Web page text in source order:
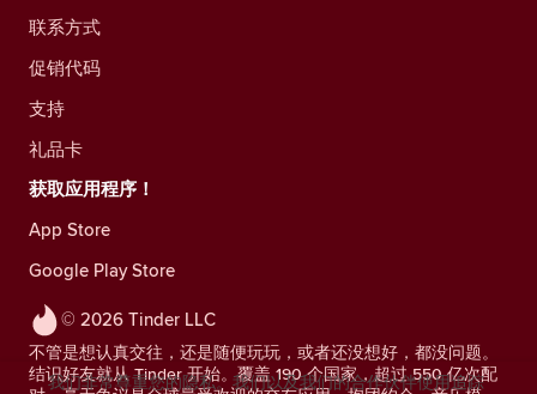
© 2026 Tinder LLC
不管是想认真交往，还是随便玩玩，或者还没想好，都没问题。
结识好友就从 Tinder 开始。覆盖 190 个国家，超过 550 亿次配
联系方式
促销代码
支持
礼品卡
获取应用程序！
App Store
Google Play Store
我们非常尊重您的隐私。我们以及我们的合作伙伴使用追踪